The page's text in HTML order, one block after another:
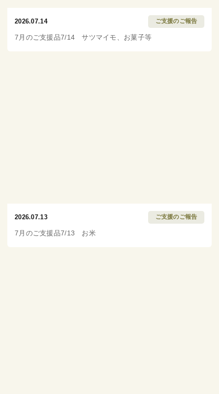
2026.07.14 ご支援のご報告
7月のご支援品7/14 サツマイモ、お菓子等
2026.07.13 ご支援のご報告
7月のご支援品7/13 お米